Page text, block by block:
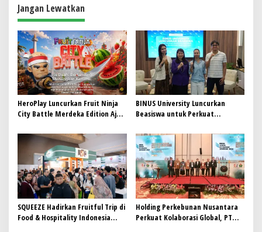
a
s
i
p
o
s
Jangan Lewatkan
HeroPlay Luncurkan Fruit Ninja
City Battle Merdeka Edition Ajak
BINUS University Luncurkan
Beasiswa untuk Perkuat
Bedampak bagi Indonesia
SQUEEZE Hadirkan Fruitful Trip di
Food & Hospitality Indonesia
Holding Perkebunan Nusantara
Perkuat Kolaborasi Global, PT